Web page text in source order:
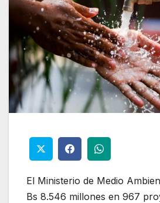
El Ministerio de Medio
Bs 8.546 millones en 967